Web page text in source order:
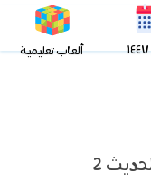
ألعاب تعليمية
2